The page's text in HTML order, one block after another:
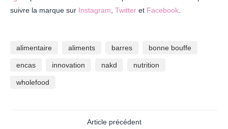
suivre la marque sur Instagram Twitter et Facebook
alimentaire aliments barres bonne bouffe
encas innovation nakd nutrition
wholefood
Article précédent